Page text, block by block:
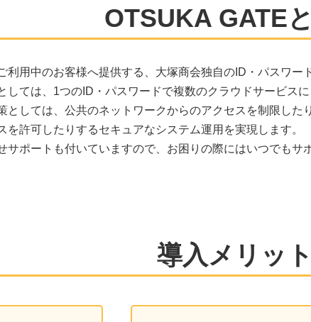
OTSUKA GATE
利用中のお客様へ提供する、大塚商会独自のID・パスワー
しては、1つのID・パスワードで複数のクラウドサービス
としては、公共のネットワークからのアクセスを制限し
を許可したりするセキュアなシステム運用を実現します。
サポートも付いていますので、お困りの際にはいつでもサ
導入メリット